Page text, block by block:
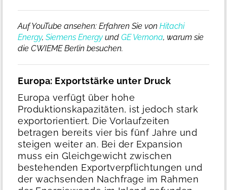
Auf YouTube ansehen: Erfahren Sie von Hitachi
Energy, Siemens Energy und GE Vernona, warum sie
die CWIEME Berlin besuchen.
Europa: Exportstärke unter Druck
Europa verfügt über hohe
Produktionskapazitäten, ist jedoch stark
exportorientiert. Die Vorlaufzeiten
betragen bereits vier bis fünf Jahre und
steigen weiter an. Bei der Expansion
muss ein Gleichgewicht zwischen
bestehenden Exportverpflichtungen und
der wachsenden Nachfrage im Rahmen